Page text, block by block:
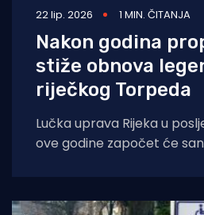
22 lip. 2026 1 MIN. ČITANJA
Nakon godina
stiže obnova
riječkog Torpeda
Lučka uprava Rijeka u
ove godine započet će